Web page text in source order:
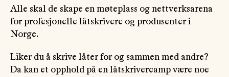
Alle skal de skape en møteplass og nettverksarena
for profesjonelle låtskrivere og produsenter i
Norge.
Liker du å skrive låter for og sammen med andre?
Da kan et opphold på en låtskrivercamp være noe